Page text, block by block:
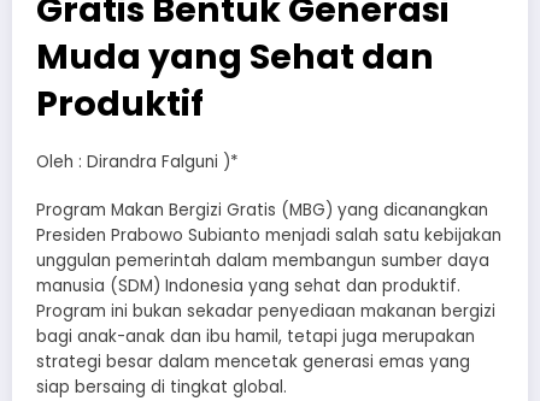
Gratis Bentuk Generasi
Muda yang Sehat dan
Produktif
Oleh : Dirandra Falguni )*
Program Makan Bergizi Gratis (MBG) yang dicanangkan
Presiden Prabowo Subianto menjadi salah satu kebijakan
unggulan pemerintah dalam membangun sumber daya
manusia (SDM) Indonesia yang sehat dan produktif.
Program ini bukan sekadar penyediaan makanan bergizi
bagi anak-anak dan ibu hamil, tetapi juga merupakan
strategi besar dalam mencetak generasi emas yang
siap bersaing di tingkat global.